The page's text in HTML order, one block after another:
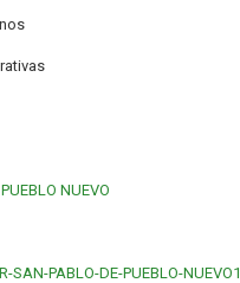
NUEVO
SAN-PABLO-DE-PUEBLO-NUEVO1